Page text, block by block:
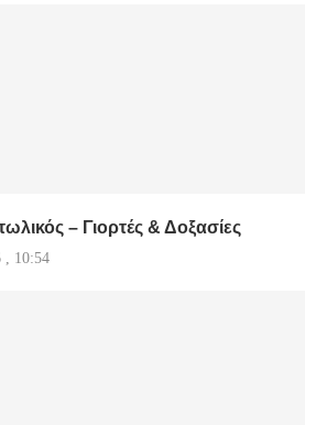
– Γιορτές & Δοξασίες
, 10:54